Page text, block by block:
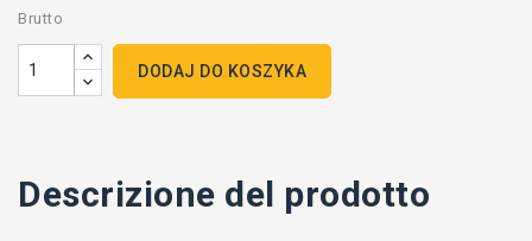
Brutto
DODAJ DO KOSZYKA
Descrizione del prodotto